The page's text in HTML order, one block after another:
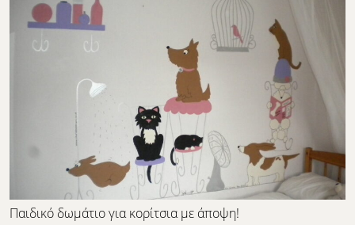
Παιδικό δωμάτιο για κορίτσια με άποψη!